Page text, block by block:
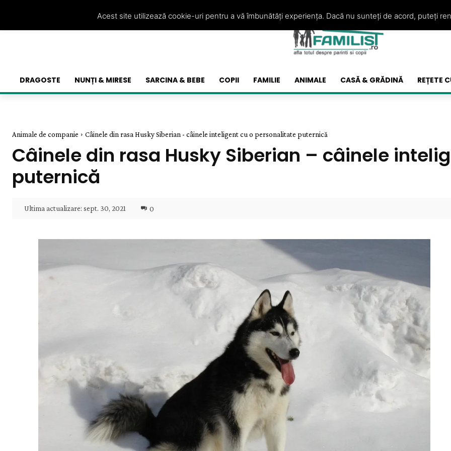
DRAGOSTE NUNȚI & MIRESE SARCINA & BEBE COPII FAMILIE ANIMALE CASĂ & GRĂDINĂ REȚETE
Animale de companie Câinele din rasa Husky Siberian - câinele inteligent cu o personalitate puternică
Câinele din rasa Husky Siberian – câinele
puternică
Ultima actualizare: sept. 30, 2021 0
Acest site utilizează cookie-uri pentru a vă îmbunătăți experiența. Dacă nu sunteți de acord, puteți